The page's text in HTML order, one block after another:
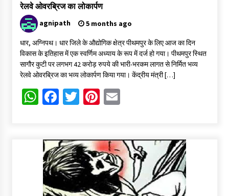
रेलवे ओवरब्रिज का लोकार्पण
agnipath 5 months ago
धार, अग्निपथ। धार जिले के औद्योगिक क्षेत्र पीथमपुर के लिए आज का दिन
विकास के इतिहास में एक स्वर्णिम अध्याय के रूप में दर्ज हो गया। पीथमपुर स्थित
सागौर कुटी पर लगभग 42 करोड़ रुपये की भारी-भरकम लागत से निर्मित भव्य
रेलवे ओवरब्रिज का भव्य लोकार्पण किया गया। केंद्रीय मंत्री […]
WhatsApp
Facebook
TwitterPinterest
Email